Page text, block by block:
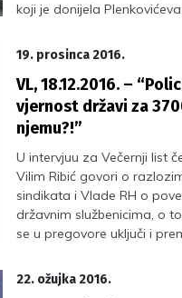
koji je donijela
skupinama, ponovno nije
obveze Vlade prema
službama.
19. prosinca 2016.
VL, 18.12.2016. –
vjernost državi za
njemu?!”
U intervjuu za Večernji list
Vilim Ribić govori o
sindikata i Vlade RH o
državnim službenicima, o
se u pregovore uključi i
partnerske odnose vlada i
22. ožujka 2016.